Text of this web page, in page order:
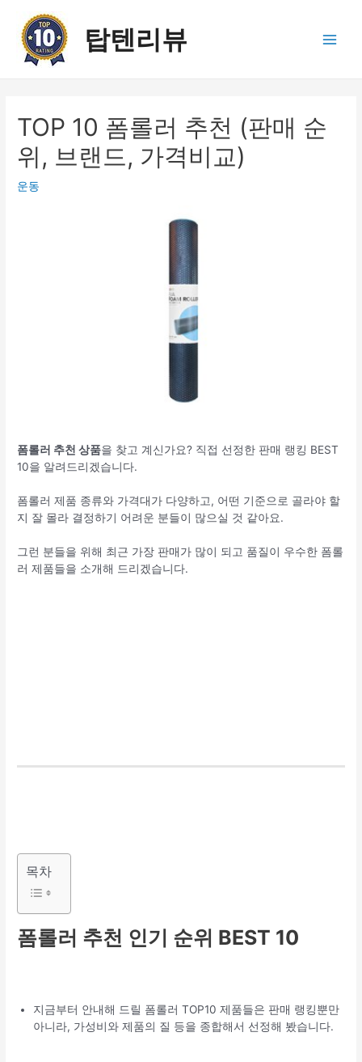
탑텐리뷰
TOP 10 폼롤러 추천 (판매 순
위, 브랜드, 가격비교)
운동
폼롤러 추천 상품을 찾고 계신가요? 직접 선정한 판매 랭킹 BEST
10을 알려드리겠습니다.
폼롤러 제품 종류와 가격대가 다양하고, 어떤 기준으로 골라야 할
지 잘 몰라 결정하기 어려운 분들이 많으실 것 같아요.
그런 분들을 위해 최근 가장 판매가 많이 되고 품질이 우수한 폼롤
러 제품들을 소개해 드리겠습니다.
목차
폼롤러 추천 인기 순위 BEST 10
지금부터 안내해 드릴 폼롤러 TOP10 제품들은 판매 랭킹뿐만
아니라, 가성비와 제품의 질 등을 종합해서 선정해 봤습니다.